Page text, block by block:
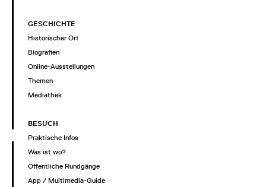
GESCHICHTE
Historischer Ort
Biografien
Online-Ausstellungen
Themen
Mediathek
BESUCH
Praktische Infos
Was ist wo?
Öffentliche Rundgänge
App / Multimedia-Guide